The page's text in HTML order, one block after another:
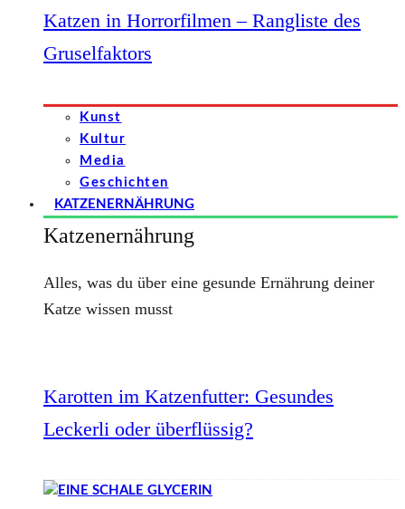
Katzen in Horrorfilmen – Rangliste des
Gruselfaktors
Kunst
Kultur
Media
Geschichten
KATZENERNÄHRUNG
Katzenernährung
Alles, was du über eine gesunde Ernährung deiner
Katze wissen musst
Karotten im Katzenfutter: Gesundes
Leckerli oder überflüssig?